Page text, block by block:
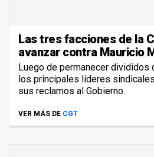
Las tres facciones de la
avanzar contra Mauricio
Luego de permanecer divididos
los principales líderes
sus reclamos al Gobierno.
VER MÁS DE CGT